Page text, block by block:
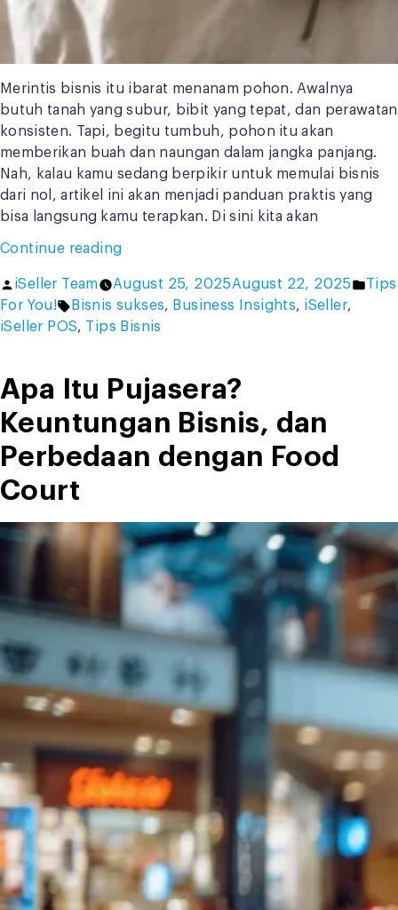
Merintis bisnis itu ibarat menanam pohon. Awalnya
butuh tanah yang subur, bibit yang tepat, dan perawatan
konsisten. Tapi, begitu tumbuh, pohon itu akan
memberikan buah dan naungan dalam jangka panjang.
Nah, kalau kamu sedang berpikir untuk memulai bisnis
dari nol, artikel ini akan menjadi panduan praktis yang
bisa langsung kamu terapkan. Di sini kita akan
Continue reading“Cara
Bisnis
dari
Nol:
Jitu
agar
Cepat
Berkembang”
Posted
by
iSeller Team August 25, 2025August 22, 2025
Tips
For You!
Tags:
Bisnis sukses, Business Insights, iSeller,
iSeller POS, Tips Bisnis
Apa Itu Pujasera?
Keuntungan Bisnis, dan
Perbedaan dengan Food
Court